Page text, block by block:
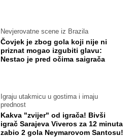
Nevjerovatne scene iz Brazila
Čovjek je zbog gola koji nije ni
priznat mogao izgubiti glavu:
Nestao je pred očima saigrača
Igraju utakmicu u gostima i imaju
prednost
Kakva "zvijer" od igrača! Bivši
igrač Sarajeva Viveros za 12 minuta
zabio 2 gola Neymarovom Santosu!